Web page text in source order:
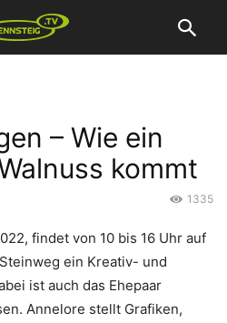
– Wie ein
kommt
1335
findet von 10 bis 16 Uhr auf
ein Kreativ- und
ist auch das Ehepaar
Annelore stellt Grafiken,